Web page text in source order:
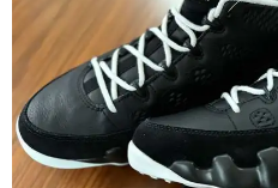
お知らせ
いつでもメール内のリン